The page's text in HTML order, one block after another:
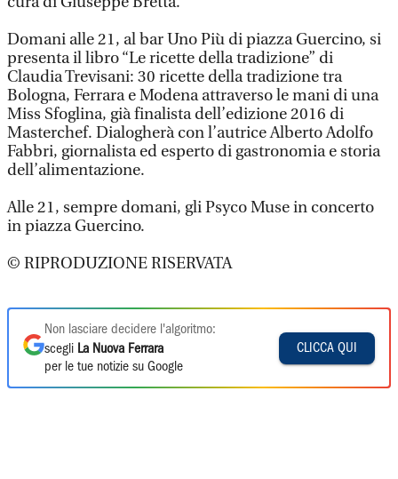
Domani alle 21, al bar Uno Più di piazza Guercino, si
presenta il libro “Le ricette della tradizione” di
Claudia Trevisani: 30 ricette della tradizione tra
Bologna, Ferrara e Modena attraverso le mani di una
Miss Sfoglina, già finalista dell’edizione 2016 di
Masterchef. Dialogherà con l’autrice Alberto Adolfo
Fabbri, giornalista ed esperto di gastronomia e storia
dell’alimentazione.
Alle 21, sempre domani, gli Psyco Muse in concerto
in piazza Guercino.
© RIPRODUZIONE RISERVATA
Non lasciare decidere l'algoritmo:
scegli La Nuova Ferrara
per le tue notizie su Google
CLICCA QUI